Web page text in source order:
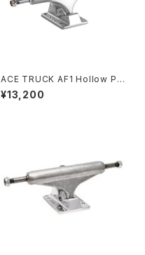
ACE TRUCK AF1 Hollow Po
lished 22 33 44 55
¥13,200